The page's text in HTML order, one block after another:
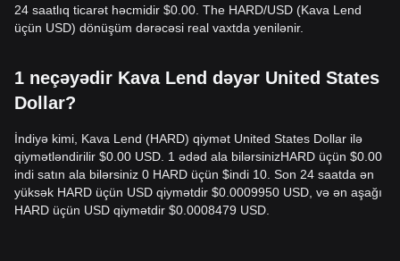
24 saatlıq ticarət həcmidir $0.00. The HARD/USD (Kava Lend
üçün USD) dönüşüm dərəcəsi real vaxtda yenilənir.
1 neçəyədir Kava Lend dəyər United States
Dollar?
İndiyə kimi, Kava Lend (HARD) qiymət United States Dollar ilə
qiymətləndirilir $0.00 USD. 1 ədəd ala bilərsinizHARD üçün $0.00
indi satın ala bilərsiniz 0 HARD üçün $indi 10. Son 24 saatda ən
yüksək HARD üçün USD qiymətdir $0.0009950 USD, və ən aşağı
HARD üçün USD qiymətdir $0.0008479 USD.